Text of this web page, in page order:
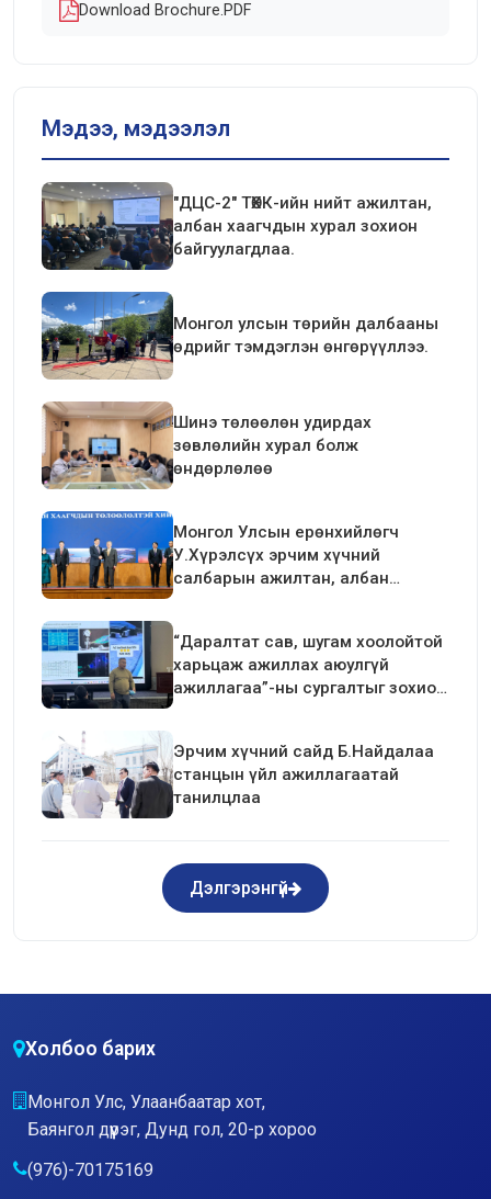
Download Brochure.PDF
Мэдээ, мэдээлэл
"ДЦС-2" ТӨХК-ийн нийт ажилтан,
албан хаагчдын хурал зохион
байгуулагдлаа.
Монгол улсын төрийн далбааны
өдрийг тэмдэглэн өнгөрүүллээ.
Шинэ төлөөлөн удирдах
зөвлөлийн хурал болж
өндөрлөлөө
Монгол Улсын ерөнхийлөгч
У.Хүрэлсүх эрчим хүчний
салбарын ажилтан, албан
“Даралтат сав, шугам хоолойтой
харьцаж ажиллах аюулгүй
ажиллагаа”-ны сургалтыг зохион
Эрчим хүчний сайд Б.Найдалаа
станцын үйл ажиллагаатай
танилцлаа
Дэлгэрэнгүй
Холбоо барих
Монгол Улс, Улаанбаатар хот,
Баянгол дүүрэг, Дунд гол, 20-р хороо
(976)-70175169